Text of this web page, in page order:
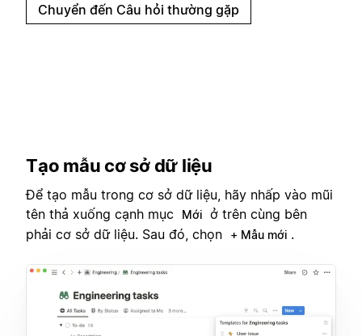
Chuyển đến Câu hỏi thường gặp
Tạo mẫu cơ sở dữ liệu
Để tạo mẫu trong cơ sở dữ liệu, hãy nhấp vào mũi
tên thả xuống cạnh mục
Mới ở trên cùng bên
phải cơ sở dữ liệu. Sau đó, chọn
+ Mẫu mới .